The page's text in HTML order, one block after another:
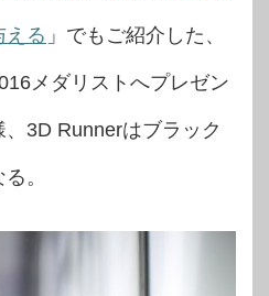
える 」でもご紹介した、
メダリストへプレゼン
、3D Runnerはブラック
。